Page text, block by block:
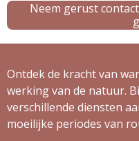
Neem gerust
Ontdek de kracht van
werking van de natuur.
verschillende diensten
moeilijke periodes van